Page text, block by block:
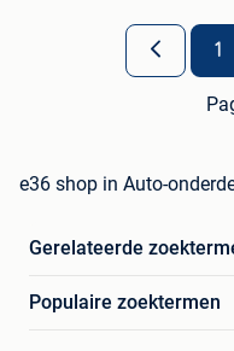
1
e36 shop in Auto-
Gerelateerde
Populaire zoektermen